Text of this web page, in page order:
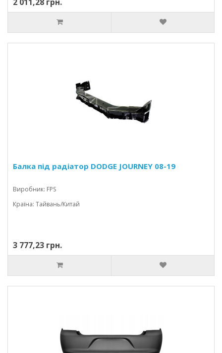
Балка під радіатор DODGE JOURNEY 08-19
Виробник: FPS
Країна: Тайвань/Китай
3 777,23 грн.